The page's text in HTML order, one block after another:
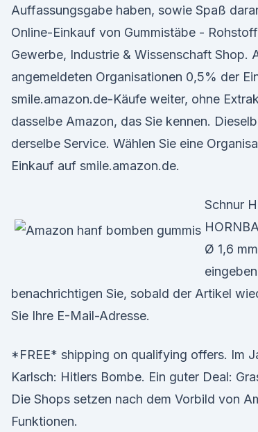
Auffassungsgabe haben, sowie Spaß
Online-Einkauf von Gummistäbe -
Gewerbe, Industrie & Wissenschaft Shop.
angemeldeten Organisationen 0,5% der
smile.amazon.de-Käufe weiter, ohne
dasselbe Amazon, das Sie kennen.
derselbe Service. Wählen Sie eine
Einkauf auf smile.amazon.de.
Schnur
Ø 1,6
benachrichtigen Sie, sobald der Artikel
Sie Ihre E-Mail-Adresse.
*FREE* shipping on qualifying offers. Im
Karlsch: Hitlers Bombe. Ein guter Deal:
Die Shops setzen nach dem Vorbild von
Funktionen.